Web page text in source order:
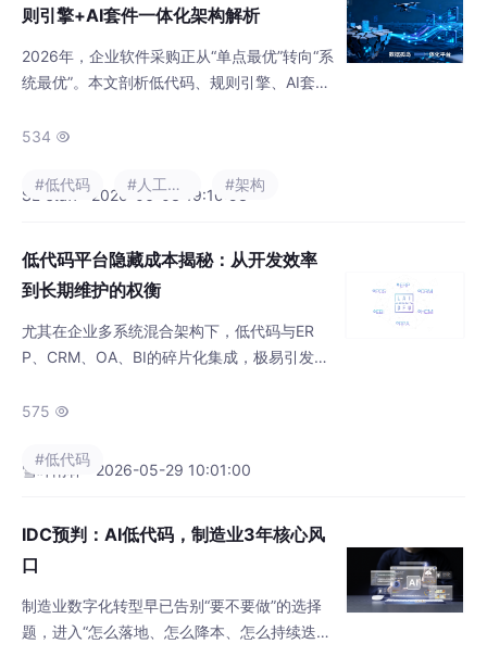
则引擎+AI套件一体化架构解析
2026年，企业软件采购正从“单点最优”转向“系
统最优”。本文剖析低代码、规则引擎、AI套件
署、智能决策等方面的价值，并给出选型评估
径。
534 
SL-staff · 2026-06-03 19:10:53
#低代码 #人工智能 #架构
低代码平台隐藏成本揭秘：从开发效率
到长期维护的权衡
尤其在企业多系统混合架构下，低代码与ER
P、CRM、OA、BI的碎片化集成，极易引发数
列问题，甚至影响HA高可用、HTTPS/SSL安
落地。只有通过场景边界管控、标准化选型、
等核心系统，对齐HTTPS/SSL、H
575 
雪叶雨林 · 2026-05-29 10:01:00
#低代码
IDC预判：AI低代码，制造业3年核心风
口
制造业数字化转型早已告别“要不要做”的选择
题，进入“怎么落地、怎么降本、怎么持续迭